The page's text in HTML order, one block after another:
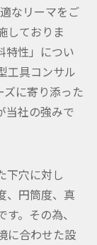
なリーマをご
しておりま
特性」につい
工具コンサル
ズに寄り添った
当社の強みで
下穴に対し
、円筒度、真
。その為、
に合わせた設